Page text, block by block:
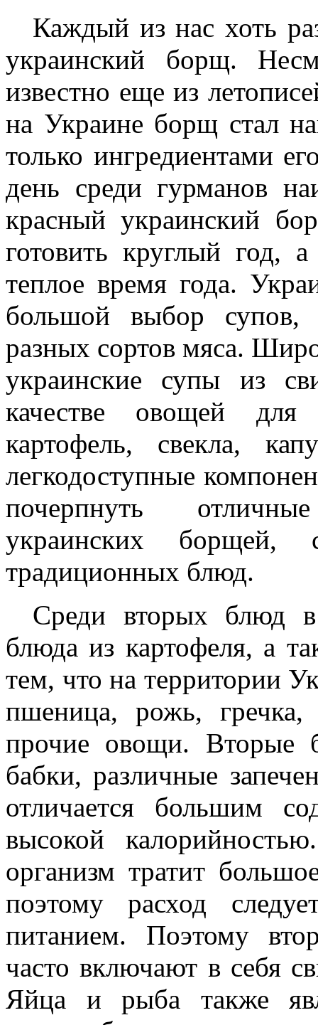
Каждый из нас хоть
украинский борщ.
известно еще из
на Украине борщ стал
только ингредиентами
день среди гурманов
красный украинский
готовить круглый год,
теплое время года.
большой выбор супов,
разных сортов мяса.
украинские супы из
качестве овощей для
картофель, свекла,
легкодоступные
почерпнуть
украинских
традиционных блюд.
Среди вторых блюд
блюда из картофеля, а
тем, что на территории
пшеница, рожь,
прочие овощи. Вторые
бабки, различные
отличается большим
высокой
организм тратит
поэтому расход
питанием. Поэтому
часто включают в себя
Яйца и рыба также